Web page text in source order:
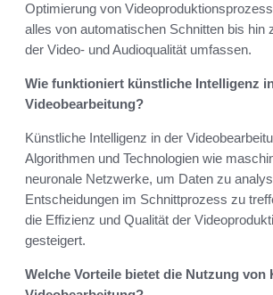
Optimierung von
alles von automatischen Schnitten bis hin
der Video- und Audioqualität umfassen.
Wie funktioniert künstliche Intelligenz
Videobearbeitung?
Künstliche Intelligenz in der
Algorithmen und Technologien wie
neuronale Netzwerke, um Daten zu
Entscheidungen im Schnittprozess zu
die Effizienz und Qualität der
gesteigert.
Welche Vorteile bietet die Nutzung von